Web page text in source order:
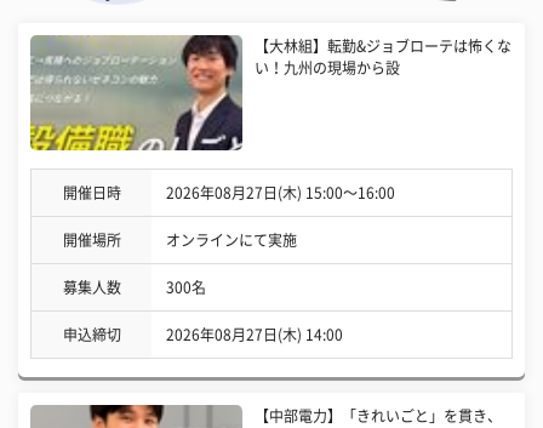
【大林組】転勤&ジョブローテは怖くな
い！九州の現場から設
開催日時 2026年08月27日(木) 15:00〜16:00
開催場所 オンラインにて実施
募集人数 300名
申込締切 2026年08月27日(木) 14:00
【中部電力】「きれいごと」を貫き、